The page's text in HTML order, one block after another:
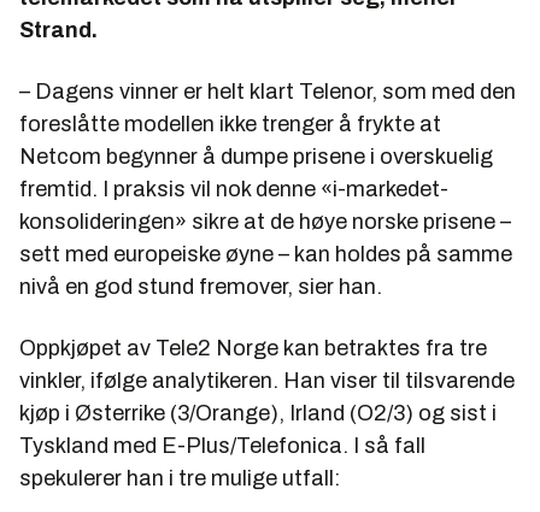
Strand.
– Dagens vinner er helt klart Telenor, som med den
foreslåtte modellen ikke trenger å frykte at
Netcom begynner å dumpe prisene i overskuelig
fremtid. I praksis vil nok denne «i-markedet-
konsolideringen» sikre at de høye norske prisene –
sett med europeiske øyne – kan holdes på samme
nivå en god stund fremover, sier han.
Oppkjøpet av Tele2 Norge kan betraktes fra tre
vinkler, ifølge analytikeren. Han viser til tilsvarende
kjøp i Østerrike (3/Orange), Irland (O2/3) og sist i
Tyskland med E-Plus/Telefonica. I så fall
spekulerer han i tre mulige utfall: